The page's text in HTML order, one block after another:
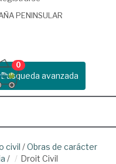
PENINSULAR
Busqueda avanzada
0
civil /Obras de carácter
/ Droit Civil